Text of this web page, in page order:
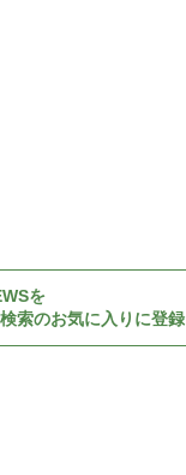
を
索のお気に入りに登録